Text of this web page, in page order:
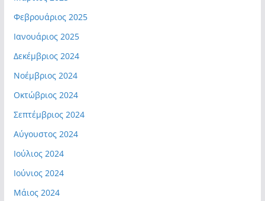
Φεβρουάριος 2025
Ιανουάριος 2025
Δεκέμβριος 2024
Νοέμβριος 2024
Οκτώβριος 2024
Σεπτέμβριος 2024
Αύγουστος 2024
Ιούλιος 2024
Ιούνιος 2024
Μάιος 2024